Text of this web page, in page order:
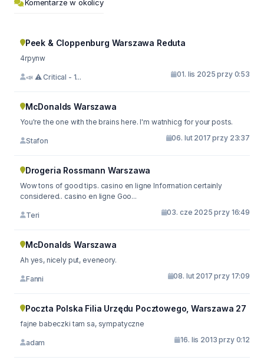
Komentarze w okolicy
Peek & Cloppenburg Warszawa Reduta
4rpynw
📣 ⚠️ Critical - 1... 01. lis 2025 przy 0:53
McDonalds Warszawa
You're the one with the brains here. I'm watnhicg for your posts.
Stafon 06. lut 2017 przy 23:37
Drogeria Rossmann Warszawa
Wow tons of good tips. casino en ligne Information certainly
considered.. casino en ligne Goo...
Teri 03. cze 2025 przy 16:49
McDonalds Warszawa
Ah yes, nicely put, eveneory.
Fanni 08. lut 2017 przy 17:09
Poczta Polska Filia Urzędu Pocztowego, Warszawa 27
fajne babeczki tam sa, sympatyczne
adam 16. lis 2013 przy 0:12